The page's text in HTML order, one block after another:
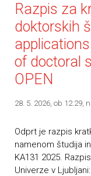
Razpis za
doktorskih
of doctoral
OPEN
28. 5. 2026, ob 12.29 ,
Odprt je razpis
namenom študija
KA131 2025.
Univerze v